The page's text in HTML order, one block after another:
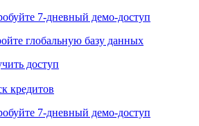
7-дневный демо-доступ
глобальную базу данных
доступ
кредитов
7-дневный демо-доступ